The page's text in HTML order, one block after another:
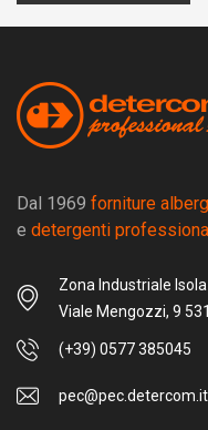
Dal 1969 forniture
e detergenti
Zona Industriale Isola
Viale Mengozzi, 9
(+39) 0577 385045
pec@pec.detercom.it